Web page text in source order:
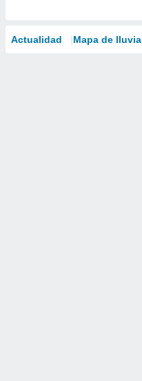
Actualidad Mapa de lluvia